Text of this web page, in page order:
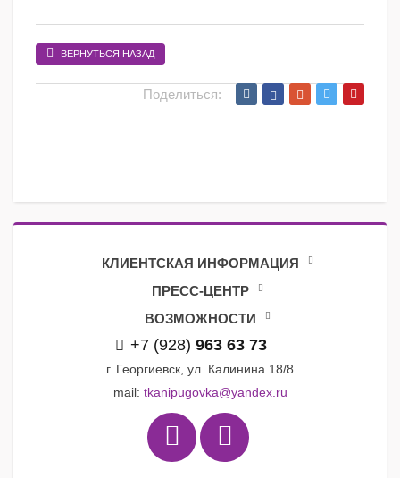
ВЕРНУТЬСЯ НАЗАД
Поделиться:
КЛИЕНТСКАЯ ИНФОРМАЦИЯ
ПРЕСС-ЦЕНТР
ВОЗМОЖНОСТИ
+7 (928) 963 63 73
г. Георгиевск, ул. Калинина 18/8
mail: tkanipugovka@yandex.ru